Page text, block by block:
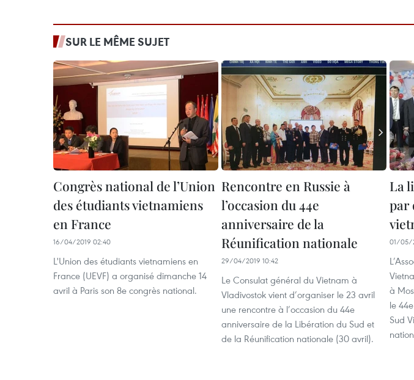
SUR LE MÊME SUJET
Congrès national de l’Union
des étudiants vietnamiens
en France
16/04/2019 02:40
L'Union des étudiants vietnamiens en
France (UEVF) a organisé dimanche 14
avril à Paris son 8e congrès national.
Rencontre en Russie à
l’occasion du 44e
anniversaire de la
Réunification nationale
29/04/2019 10:42
Le Consulat général du Vietnam à
Vladivostok vient d’organiser le 23 avril
une rencontre à l’occasion du 44e
anniversaire de la Libération du Sud et
de la Réunification nationale (30 avril).
La
par
01/05/
à
le
Sud